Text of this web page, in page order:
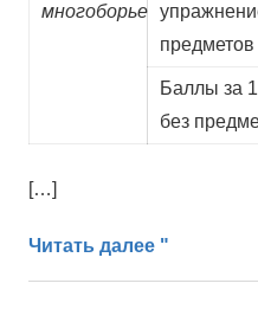
многоборье
предметов
Баллы за
без
[…]
Читать далее "